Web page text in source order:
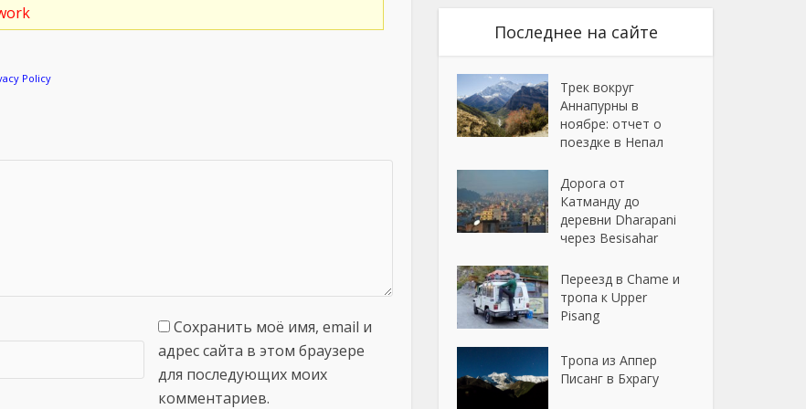
Policy
Сохранить моё имя, email и
адрес сайта в этом браузере
для последующих моих
комментариев.
Последнее на сайте
Трек вокруг
Аннапурны в
ноябре: отчет о
поездке в Непал
Дорога от
Катманду до
деревни Dharapani
через Besisahar
Переезд в Chame и
тропа к Upper
Pisang
Тропа из Аппер
Писанг в Бхрагу